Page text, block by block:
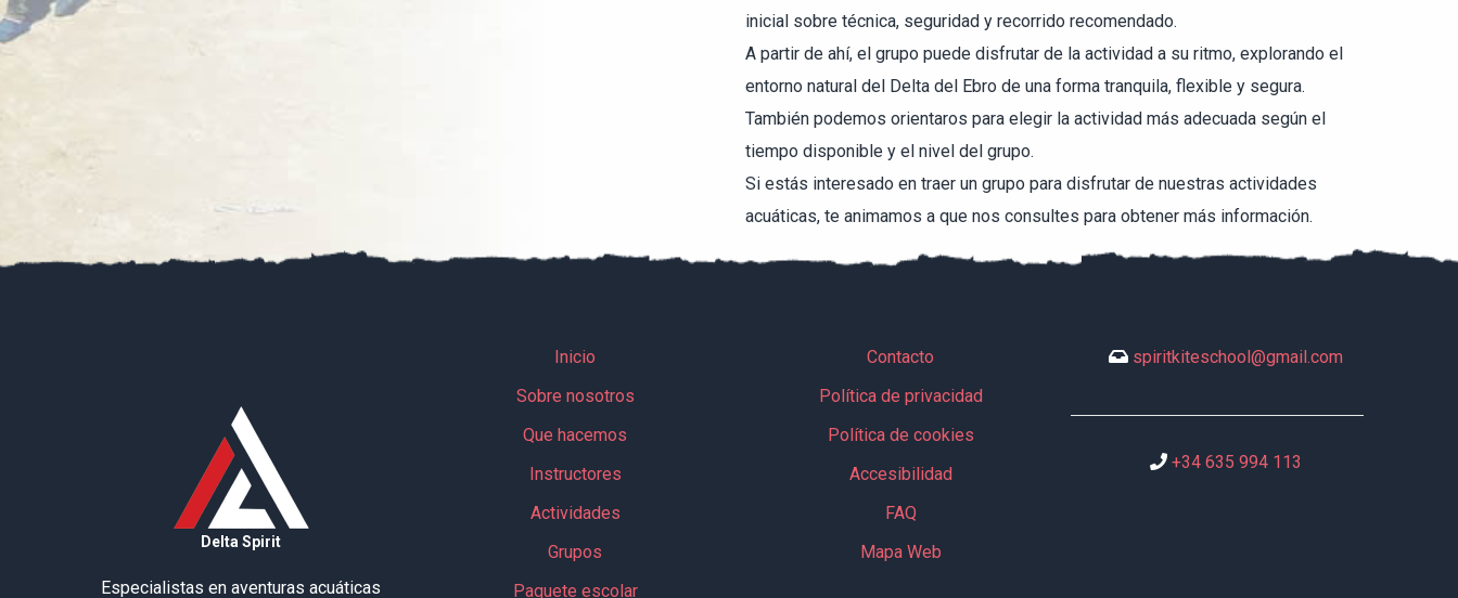
inicial sobre técnica, seguridad y recorrido recomendado.
A partir de ahí, el grupo puede disfrutar de la actividad a su ritmo, explorando el
entorno natural del Delta del Ebro de una forma tranquila, flexible y segura.
También podemos orientaros para elegir la actividad más adecuada según el
tiempo disponible y el nivel del grupo.
Si estás interesado en traer un grupo para disfrutar de nuestras actividades
acuáticas, te animamos a que nos consultes para obtener más información.
Delta Spirit
Especialistas en aventuras acuáticas
Inicio
Sobre nosotros
Que hacemos
Instructores
Actividades
Grupos
Paquete escolar
Contacto
Política de privacidad
Política de cookies
Accesibilidad
FAQ
Mapa Web
spiritkiteschool@gmail.com
+34 635 994 113